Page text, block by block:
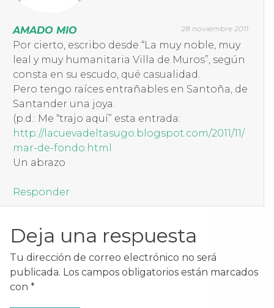
AMADO MIO 28 noviembre 2011
Por cierto, escribo desde “La muy noble, muy
leal y muy humanitaria Villa de Muros”, según
consta en su escudo, qué casualidad.
Pero tengo raíces entrañables en Santoña, de
Santander una joya.
(p.d.: Me “trajo aquí” esta entrada:
http://lacuevadeltasugo.blogspot.com/2011/11/
mar-de-fondo.html
Un abrazo
Responder
Deja una respuesta
Tu dirección de correo electrónico no será
publicada. Los campos obligatorios están marcados
con *